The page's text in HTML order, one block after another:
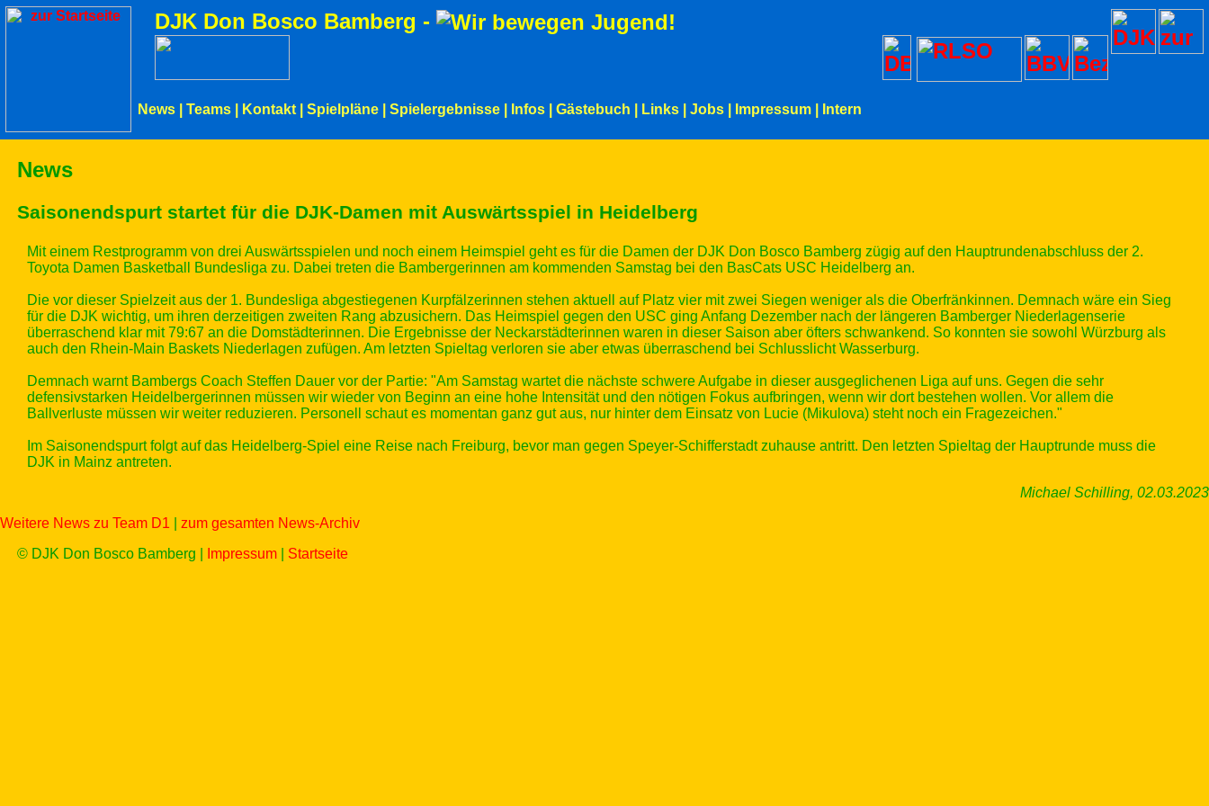
DJK Don Bosco Bamberg -
News Teams Kontakt Spielpläne Spielergebnisse Infos Gästebuch Links Jobs Impressum Intern
News
Saisonendspurt startet für die DJK-Damen mit Auswärtsspiel in Heidelberg
Mit einem Restprogramm von drei Auswärtsspielen und noch einem Heimspiel geht es für die Damen der DJK Don Bosco Bamberg zügig auf den Hauptrundenabschluss der 2.
Toyota Damen Basketball Bundesliga zu. Dabei treten die Bambergerinnen am kommenden Samstag bei den BasCats USC Heidelberg an.
Die vor dieser Spielzeit aus der 1. Bundesliga abgestiegenen Kurpfälzerinnen stehen aktuell auf Platz vier mit zwei Siegen weniger als die Oberfränkinnen. Demnach wäre ein Sieg
für die DJK wichtig, um ihren derzeitigen zweiten Rang abzusichern. Das Heimspiel gegen den USC ging Anfang Dezember nach der längeren Bamberger Niederlagenserie
überraschend klar mit 79:67 an die Domstädterinnen. Die Ergebnisse der Neckarstädterinnen waren in dieser Saison aber öfters schwankend. So konnten sie sowohl Würzburg als
auch den Rhein-Main Baskets Niederlagen zufügen. Am letzten Spieltag verloren sie aber etwas überraschend bei Schlusslicht Wasserburg.
Demnach warnt Bambergs Coach Steffen Dauer vor der Partie: "Am Samstag wartet die nächste schwere Aufgabe in dieser ausgeglichenen Liga auf uns. Gegen die sehr
defensivstarken Heidelbergerinnen müssen wir wieder von Beginn an eine hohe Intensität und den nötigen Fokus aufbringen, wenn wir dort bestehen wollen. Vor allem die
Ballverluste müssen wir weiter reduzieren. Personell schaut es momentan ganz gut aus, nur hinter dem Einsatz von Lucie (Mikulova) steht noch ein Fragezeichen."
Im Saisonendspurt folgt auf das Heidelberg-Spiel eine Reise nach Freiburg, bevor man gegen Speyer-Schifferstadt zuhause antritt. Den letzten Spieltag der Hauptrunde muss die
DJK in Mainz antreten.
Michael Schilling, 02.03.2023
Weitere News zu Team D1
zum gesamten News-Archiv
© DJK Don Bosco Bamberg |
Impressum| Startseite